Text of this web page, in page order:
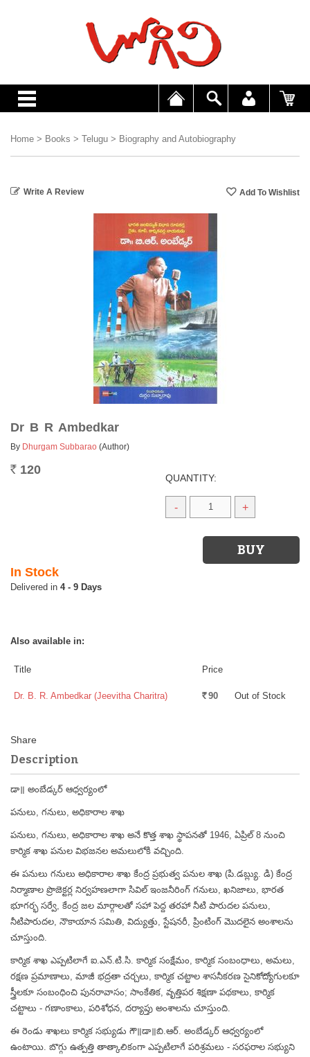
Home > Books > Telugu > Biography and Autobiography
Write A Review
Dr B R Ambedkar
By Dhurgam Subbarao (Author)
Rs. 120
QUANTITY:
- +
In Stock
4 - 9 Days
Also available in:
Title Price
Dr. B. R. Ambedkar (Jeevitha Charitra) Rs. 90 Out of Stock
Description
డా॥ అంబేడ్కర్ ఆధ్వర్యంలో
పనులు, గనులు, అధికారాల శాఖ
పనులు, గనులు, అధికారాల శాఖ అనే కొత్త శాఖ స్థాపనతో 1946, ఏప్రిల్ 8 నుంచి
కార్మిక శాఖ పనుల విభజనల అమలులోకి వచ్చింది.
ఈ పనులు గనులు అధికారాల శాఖ కేంద్ర ప్రభుత్వ పనుల శాఖ (పి.డబ్ల్యు. డి) కేంద్ర
నిర్మాణాల ప్రొజెక్టర్ల నిర్వహణలాగా సివిల్ ఇంజనీరింగ్ గనులు, ఖనిజాలు, భారత
భూగర్భ సర్వే, కేంద్ర జల మార్గాలతో సహా పెద్ద తరహా నీటి పారుదల పనులు,
నీటిపారుదల, నౌకాయాన సమితి, విద్యుత్తు, స్టేషనరీ, ప్రింటింగ్ మొదలైన అంశాలను
చూస్తుంది.
కార్మిక శాఖ ఎప్పటిలాగే ఐ.ఎన్.టి.సి. కార్మిక సంక్షేమం, కార్మిక సంబంధాలు, అమలు,
రక్షణ ప్రమాణాలు, మాజీ భద్రతా చర్చలు, కార్మిక చట్టాల శాసనీకరణ సైనికోద్యోగులకూ
స్త్రీలకూ సంబంధించి పునరావాసం; సాంకేతిక, వృత్తిపర శిక్షణా పథకాలు, కార్మిక
చట్టాలు - గణాంకాలు, పరిశోధన, దర్యాప్తు అంశాలను చూస్తుంది.
ఈ రెండు శాఖలు కార్మిక సభ్యుడు గౌ॥డా॥బి.ఆర్. అంబేడ్కర్ ఆధ్వర్యంలో
ఉంటాయి. బొగ్గు ఉత్పత్తి తాత్కాలికంగా ఎప్పటిలాగే పరిశ్రమలు - సరఫరాల సభ్యుని